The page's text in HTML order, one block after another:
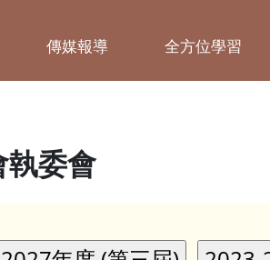
傳媒報導 全方位學習
執委會